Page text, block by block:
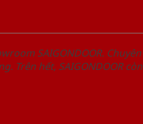
SAIGONDOOR. Chuyên
Trên hết, SAIGONDOOR còn